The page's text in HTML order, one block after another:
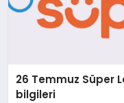
26 Temmuz Süper
bilgileri